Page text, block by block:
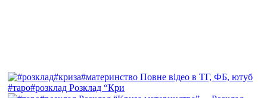
#таро#розклад Розклад “Кри